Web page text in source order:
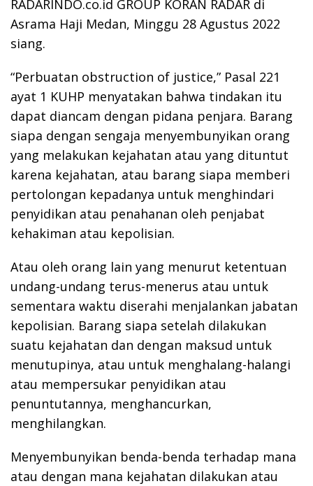
RADARINDO.co.id GROUP KORAN RADAR di
Asrama Haji Medan, Minggu 28 Agustus 2022
siang.
“Perbuatan obstruction of justice,” Pasal 221
ayat 1 KUHP menyatakan bahwa tindakan itu
dapat diancam dengan pidana penjara. Barang
siapa dengan sengaja menyembunyikan orang
yang melakukan kejahatan atau yang dituntut
karena kejahatan, atau barang siapa memberi
pertolongan kepadanya untuk menghindari
penyidikan atau penahanan oleh penjabat
kehakiman atau kepolisian.
Atau oleh orang lain yang menurut ketentuan
undang-undang terus-menerus atau untuk
sementara waktu diserahi menjalankan jabatan
kepolisian. Barang siapa setelah dilakukan
suatu kejahatan dan dengan maksud untuk
menutupinya, atau untuk menghalang-halangi
atau mempersukar penyidikan atau
penuntutannya, menghancurkan,
menghilangkan.
Menyembunyikan benda-benda terhadap mana
atau dengan mana kejahatan dilakukan atau